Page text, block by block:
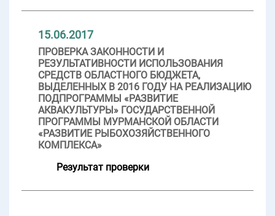
15.06.2017
ПРОВЕРКА ЗАКОННОСТИ И
РЕЗУЛЬТАТИВНОСТИ ИСПОЛЬЗОВАНИЯ
СРЕДСТВ ОБЛАСТНОГО БЮДЖЕТА,
ВЫДЕЛЕННЫХ В 2016 ГОДУ НА РЕАЛИЗАЦИЮ
ПОДПРОГРАММЫ «РАЗВИТИЕ
АКВАКУЛЬТУРЫ» ГОСУДАРСТВЕННОЙ
ПРОГРАММЫ МУРМАНСКОЙ ОБЛАСТИ
«РАЗВИТИЕ РЫБОХОЗЯЙСТВЕННОГО
КОМПЛЕКСА»
Результат проверки